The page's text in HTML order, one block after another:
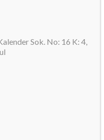
Sok. No: 16 K: 4,